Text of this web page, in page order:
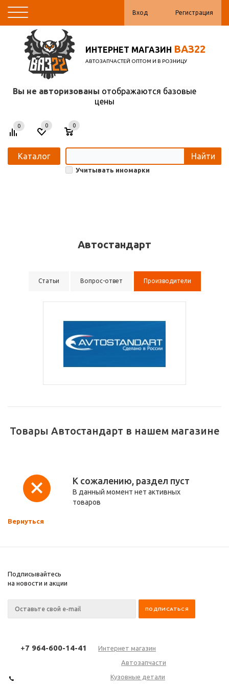
Вход Регистрация
ИНТЕРНЕТ МАГАЗИН ВАЗ22
АВТОЗАПЧАСТЕЙ ОПТОМ И В РОЗНИЦУ
Вы не авторизованы отображаются базовые
цены
Каталог Найти
Учитывать иномарки
0 0
0
Автостандарт
Статьи Вопрос-ответ Производители
Товары Автостандарт в нашем магазине
К сожалению, раздел пуст
В данный момент нет активных
товаров
Вернуться
Подписывайтесь
на новости и акции
+7 964-600-14-41
Интернет магазин
Автозапчасти
Кузовные детали